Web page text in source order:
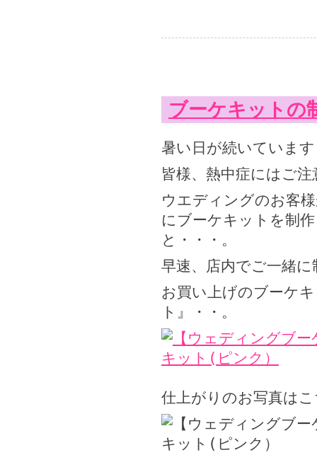
ブーケキット
暑い日が続いていま
皆様、熱中症にはご
ウエディングのお客
にブーケキットを制
と・・・。
早速、店内でご一緒
お買い上げのブーケ
ト』・・。
仕上がりのお写真は